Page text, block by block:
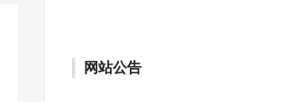
网站公告